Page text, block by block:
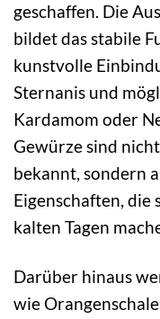
geschaffen. Die
bildet das stabile
kunstvolle
Sternanis und
Kardamom oder
Gewürze sind
bekannt, sondern
Eigenschaften, die
kalten Tagen
Darüber hinaus
wie